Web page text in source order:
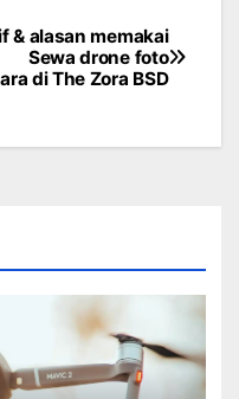
& alasan memakai
Sewa drone foto
di The Zora BSD